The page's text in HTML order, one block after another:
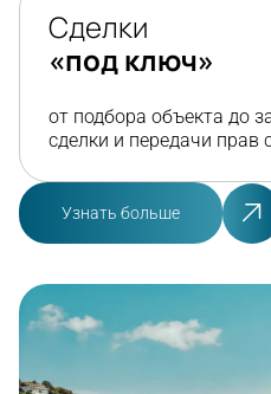
Сделки
«под ключ»
от подбора объекта до
сделки и передачи прав
Узнать больше